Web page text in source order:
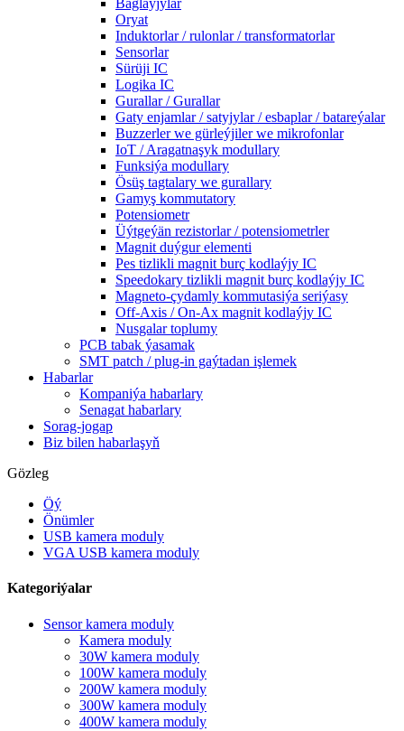
Baglaýjylar
Oryat
Induktorlar / rulonlar / transformatorlar
Sensorlar
Sürüji IC
Logika IC
Gurallar / Gurallar
Gaty enjamlar / satyjylar / esbaplar / batareýalar
Buzzerler we gürleýjiler we mikrofonlar
IoT / Aragatnaşyk modullary
Funksiýa modullary
Ösüş tagtalary we gurallary
Gamyş kommutatory
Potensiometr
Üýtgeýän rezistorlar / potensiometrler
Magnit duýgur elementi
Pes tizlikli magnit burç kodlaýjy IC
Speedokary tizlikli magnit burç kodlaýjy IC
Magneto-çydamly kommutasiýa seriýasy
Off-Axis / On-Ax magnit kodlaýjy IC
Nusgalar toplumy
PCB tabak ýasamak
SMT patch / plug-in gaýtadan işlemek
Habarlar
Kompaniýa habarlary
Senagat habarlary
Sorag-jogap
Biz bilen habarlaşyň
Gözleg
Öý
Önümler
USB kamera moduly
VGA USB kamera moduly
Kategoriýalar
Sensor kamera moduly
Kamera moduly
30W kamera moduly
100W kamera moduly
200W kamera moduly
300W kamera moduly
400W kamera moduly